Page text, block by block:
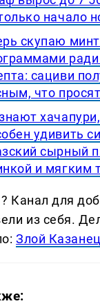
начало
скупаю
ради
сациви
что
удивить
сырный
и мягким
Канал для
из себя.
Злой Казанец